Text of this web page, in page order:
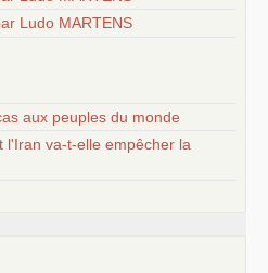
Ludo MARTENS
aux peuples du monde
l'Iran va-t-elle empêcher la